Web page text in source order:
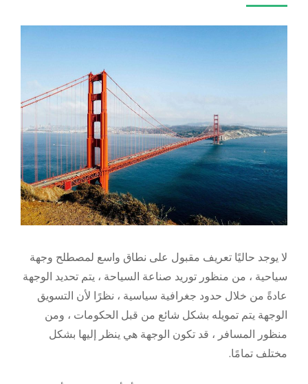
لا يوجد حاليًا تعريف مقبول على نطاق واسع لمصطلح وجهة
سياحية ، من منظور توريد صناعة السياحة ، يتم تحديد الوجهة
عادةً من خلال حدود جغرافية سياسية ، نظرًا لأن التسويق
الوجهة يتم تمويله بشكل شائع من قبل الحكومات ، ومن
منظور المسافر ، قد تكون الوجهة هي ينظر إليها بشكل
مختلف تمامًا.